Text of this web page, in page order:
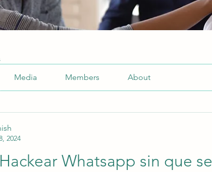
Media Members About
2024
Whatsapp sin que se